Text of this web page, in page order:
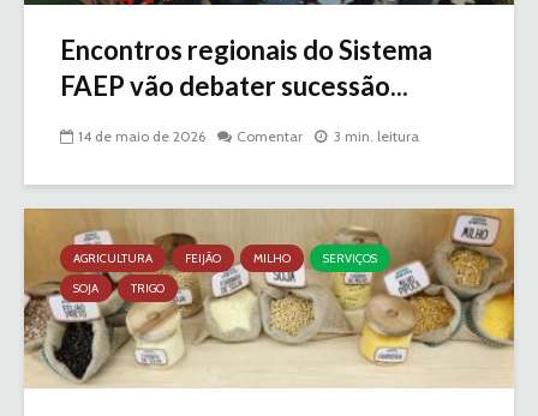
Encontros regionais do Sistema
FAEP vão debater sucessão...
14 de maio de 2026 Comentar 3 min. leitura
AGRICULTURA FEIJÃO MILHO
SERVIÇOS
SOJA
TRIGO